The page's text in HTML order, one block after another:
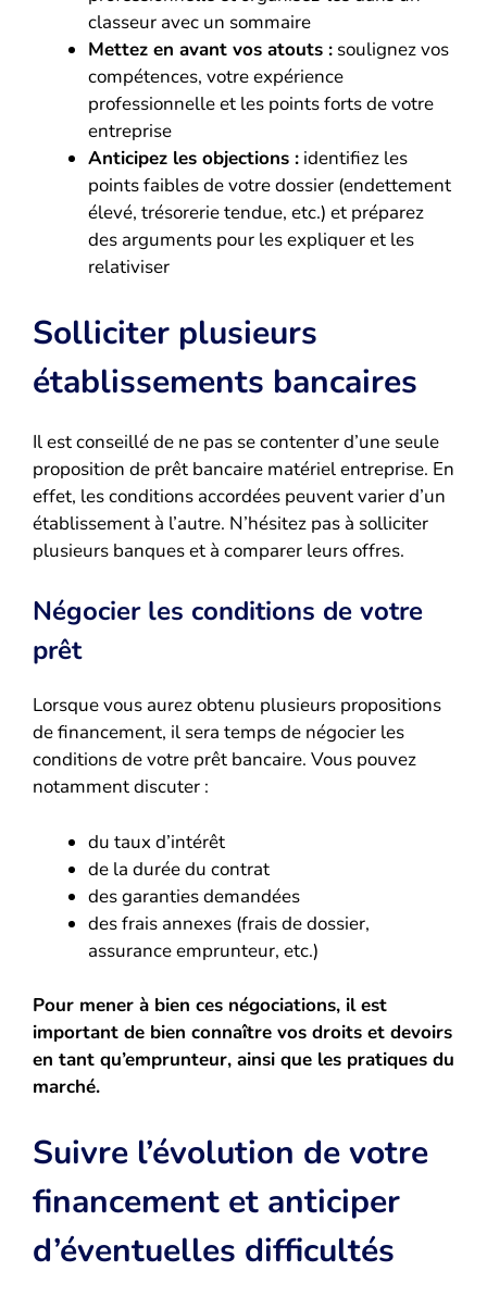
classeur avec un sommaire
Mettez en avant vos atouts : soulignez vos
compétences, votre expérience
professionnelle et les points forts de votre
entreprise
Anticipez les objections : identifiez les
points faibles de votre dossier (endettement
élevé, trésorerie tendue, etc.) et préparez
des arguments pour les expliquer et les
relativiser
Solliciter plusieurs
établissements bancaires
Il est conseillé de ne pas se contenter d’une seule
proposition de prêt bancaire matériel entreprise. En
effet, les conditions accordées peuvent varier d’un
établissement à l’autre. N’hésitez pas à solliciter
plusieurs banques et à comparer leurs offres.
Négocier les conditions de votre
prêt
Lorsque vous aurez obtenu plusieurs propositions
de financement, il sera temps de négocier les
conditions de votre prêt bancaire. Vous pouvez
notamment discuter :
du taux d’intérêt
de la durée du contrat
des garanties demandées
des frais annexes (frais de dossier,
assurance emprunteur, etc.)
Pour mener à bien ces négociations, il est
important de bien connaître vos droits et devoirs
en tant qu’emprunteur, ainsi que les pratiques du
marché.
Suivre l’évolution de votre
financement et anticiper
d’éventuelles difficultés